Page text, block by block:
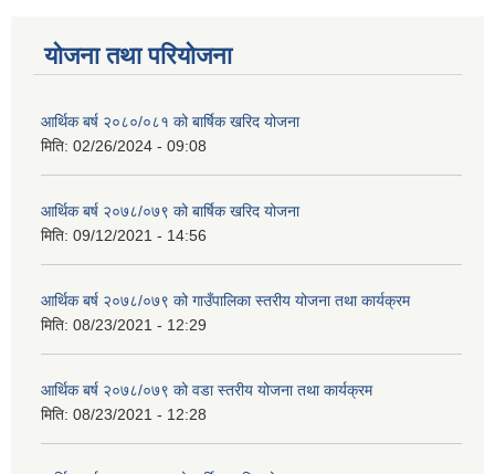
योजना तथा परियोजना
आर्थिक बर्ष २०८०/०८१ को बार्षिक खरिद योजना
मिति: 02/26/2024 - 09:08
आर्थिक बर्ष २०७८/०७९ को बार्षिक खरिद योजना
मिति: 09/12/2021 - 14:56
आर्थिक बर्ष २०७८/०७९ को गाउँपालिका स्तरीय योजना तथा कार्यक्रम
मिति: 08/23/2021 - 12:29
आर्थिक बर्ष २०७८/०७९ को वडा स्तरीय योजना तथा कार्यक्रम
मिति: 08/23/2021 - 12:28